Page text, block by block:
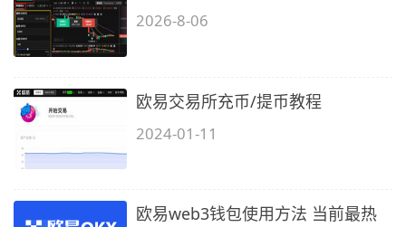
2026-8-06
欧易交易所充币/提币教程
2024-01-11
欧易web3钱包使用方法 当前最热